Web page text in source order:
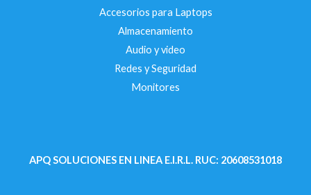
Accesorios para Laptops
Almacenamiento
Audio y video
Redes y Seguridad
Monitores
APQ SOLUCIONES EN LINEA E.I.R.L. RUC: 20608531018